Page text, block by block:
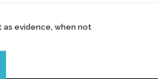
as evidence, when not